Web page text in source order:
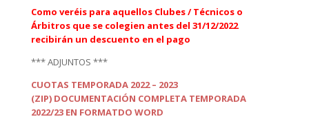
Como veréis para aquellos Clubes / Técnicos o
Árbitros que se colegien antes del 31/12/2022
recibirán un descuento en el pago
*** ADJUNTOS ***
CUOTAS TEMPORADA 2022 – 2023
(ZIP) DOCUMENTACIÓN COMPLETA TEMPORADA
2022/23 EN FORMATDO WORD